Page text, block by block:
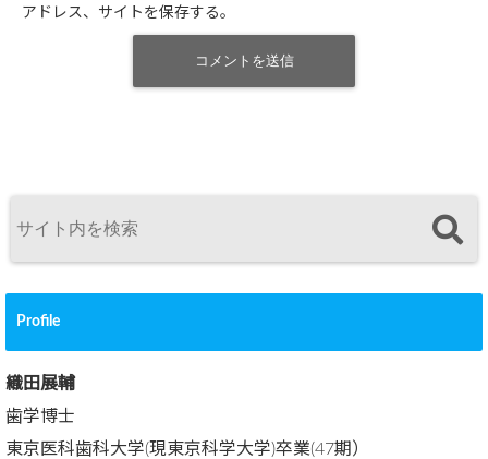
アドレス、サイトを保存する。
Profile
織田展輔
歯学博士
東京医科歯科大学(現東京科学大学)卒業(47期）